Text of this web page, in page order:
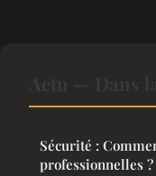
Sécurité :
professionnelles ?